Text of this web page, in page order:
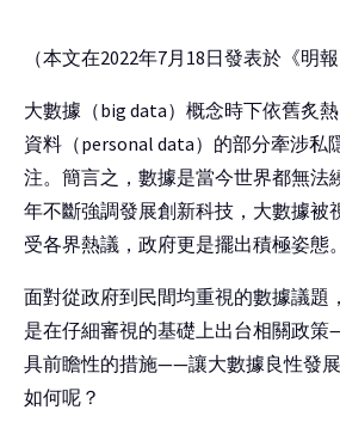
（本文在2022年7月18日發表於《明報
大數據（big data）概念時下依舊炙
資料（personal data）的部分牽涉私
注。簡言之，數據是當今世界都無法
年不斷強調發展創新科技，大數據被
受各界熱議，政府更是擺出積極姿態。
面對從政府到民間均重視的數據議題
是在仔細審視的基礎上出台相關政
具前瞻性的措施——讓大數據良性發
如何呢？